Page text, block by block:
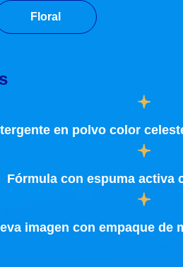
Floral
en polvo color
Fórmula con espuma activa
imagen con empaque de